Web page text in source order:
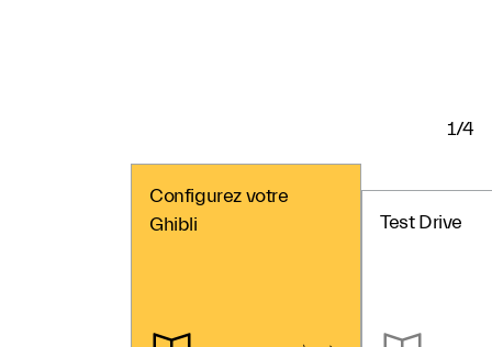
1/4
Configurez votre
Ghibli
Test Drive